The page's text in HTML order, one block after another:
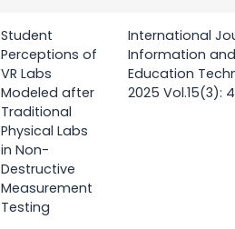
Student
Perceptions of
VR Labs
Modeled after
Traditional
Physical Labs
in Non-
Destructive
Measurement
Testing
International
Information and
Education
2025 Vol.15(3):